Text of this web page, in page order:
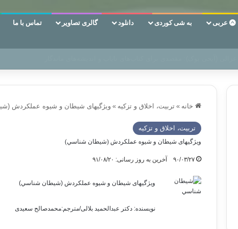
عربی به شی کوردی دانلود گالری تصاویر تماس با ما
خانه » تربیت، اخلاق و تزکیه » ویژگیهای شیطان و شيوه عملكردش
تربیت، اخلاق و تزکیه
ویژگیهای شیطان و شيوه عملكردش (شيطان شناسي)
۹۰/۰۳/۲۷ آخرین به روز رسانی: ۹۱/۰۸/۲۰
ویژگیهای شیطان و شيوه عملكردش (شيطان شناسي)
نويسنده: دکتر عبدالحمید بلالی/مترجم:محمدصالح سعیدی